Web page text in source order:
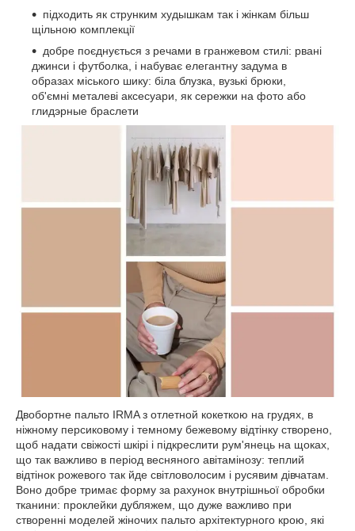
підходить як струнким худышкам так і жінкам більш
щільною комплекції
добре поєднується з речами в гранжевом стилі: рвані
джинси і футболка, і набуває елегантну задума в
образах міського шику: біла блузка, вузькі брюки,
об'ємні металеві аксесуари, як сережки на фото або
глидэрные браслети
Двобортне пальто IRMA з отлетной кокеткою на грудях, в
ніжному персиковому і темному бежевому відтінку створено,
щоб надати свіжості шкірі і підкреслити рум'янець на щоках,
що так важливо в період весняного авітамінозу: теплий
відтінок рожевого так йде світловолосим і русявим дівчатам.
Воно добре тримає форму за рахунок внутрішньої обробки
тканини: проклейки дубляжем, що дуже важливо при
створенні моделей жіночих пальто архітектурного крою, які